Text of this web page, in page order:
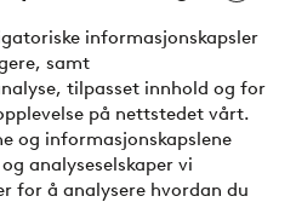
informasjonskapsler
samt
tilpasset innhold og for
på nettstedet vårt.
og informasjonskapslene
analyseselskaper vi
for å analysere hvordan du
direkte eller del opp